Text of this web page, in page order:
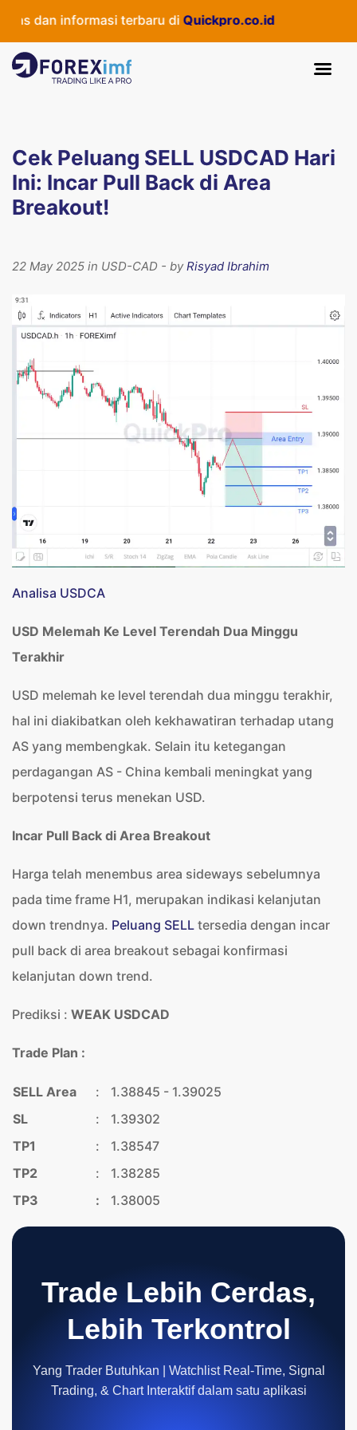
dan informasi terbaru di Quickpro.co.id
Cek Peluang SELL USDCAD Hari
Ini: Incar Pull Back di Area
Breakout!
22 May 2025 in USD-CAD - byRisyad Ibrahim
Analisa USDCA
USD Melemah Ke Level Terendah Dua Minggu
Terakhir
USD melemah ke level terendah dua minggu terakhir,
hal ini diakibatkan oleh kekhawatiran terhadap utang
AS yang membengkak. Selain itu ketegangan
perdagangan AS - China kembali meningkat yang
berpotensi terus menekan USD.
Incar Pull Back di Area Breakout
Harga telah menembus area sideways sebelumnya
pada time frame H1, merupakan indikasi kelanjutan
down trendnya. Peluang SELL tersedia dengan incar
pull back di area breakout sebagai konfirmasi
kelanjutan down trend.
Prediksi : WEAK USDCAD
Trade Plan :
SELL Area :
1.38845 - 1.39025
SL
:
1.39302
TP1
:
1.38547
TP2
:
1.38285
TP3
: 1.38005
Trade Lebih Cerdas,
Lebih Terkontrol
Yang Trader Butuhkan | Watchlist Real-Time, Signal
Trading, & Chart Interaktif dalam satu aplikasi